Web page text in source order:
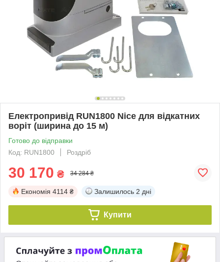
Електропривід RUN1800 Nice для відкатних
воріт (ширина до 15 м)
Готово до відправки
Код: RUN1800
Роздріб
30 170 ₴ 34 284 ₴
Економія 4114 ₴ Залишилось 2 дні
Купити